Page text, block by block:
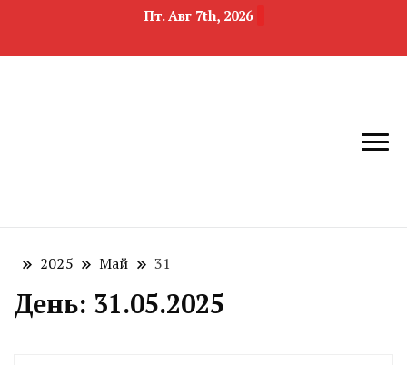
Пт. Авг 7th, 2026
2025 Май 31
День: 31.05.2025